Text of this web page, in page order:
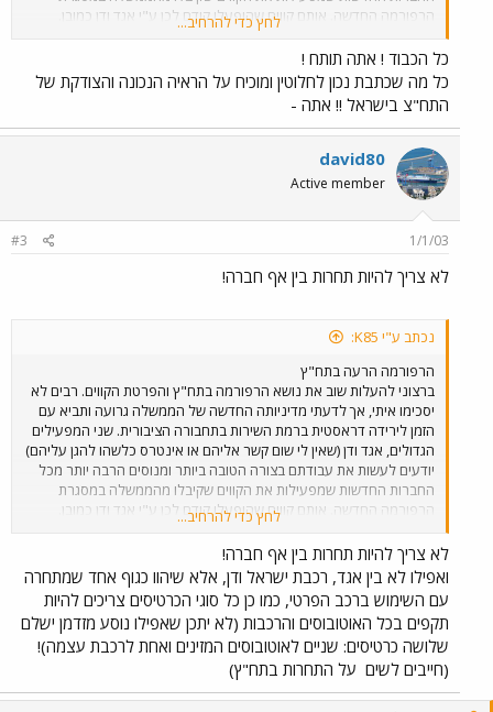
הרפורמה החדשה. אותם קווים שהופעלו קודם לכן ע"י אגד ודן כמובן.
באשר למחיר: כידוע מחירי הנסיעה שגובים אגד ודן, מוכתבים להם בעצם
ע"י הממשלה ועם הזמן יעלו המחירים גם בחברות החדשות. ההפרטה אינה
הפיתרון! רק שינוי בסדר העדיפויות של הממשלה והעלאת הסיבסוד לאחוז
שמצוי ברוב המדינות המתקדמות בעולם, יביא להודרת המחירים גם באגד
ובדן ולשיפור השירות בתחבורה הציבורית. לפי דעתי חייבים להפסיק ומיד
את הפרטת הקווים שרק הורסת את התחבורה הציבורית בארץ ולהשאיר
את הקווים בידיהם המנוסות של אגד ודן שנותנות שירות ברמה גבוהה משל
החברות החדשות. (ואגב, אגד באמת מפעילים קווים מסויימים שלא
משתלמים להם, בין היתר כדי להתחשב בתושבי מקום מסוים. בשבוע שעבר
נסעתי באוטובוס אגד מתל אביב לביתי שבצפון הארץ, באוטובוס, שהיה
אדיב.) התחרות בתח"ץ צריכה להיות לא בין חברות אוטובוסים שונות אלא
בין אגד ודן לרכבת ישראל, שגם בה השירות מצויין לדעתי, פשוט כיף לנסוע
ברכבת.
לחץ כדי להרחיב...
כל הכבוד ! אתה תותח !
כל מה שכתבת נכון לחלוטין ומוכיח על הראיה הנכונה והצודקת של
התח"צ בישראל !! אתה -
david80
Active member
1/1/03
#3
לא צריך להיות תחרות בין אף חברה!
נכתב ע"י K85:
הרפורמה הרעה בתח"ץ
ברצוני להעלות שוב את נושא הרפורמה בתח"ץ והפרטת הקווים. רבים לא
יסכימו איתי, אך לדעתי מדיניותה החדשה של הממשלה גרועה ותביא עם
הזמן לירידה דראסטית ברמת השירות בתחבורה הציבורית. שני המפעילים
הגדולים, אגד ודן (שאין לי שום קשר אליהם או אינטרס כלשהו להגן עליהם)
יודעים לעשות את עבודתם בצורה הטובה ביותר ומנוסים הרבה יותר מכל
החברות החדשות שמפעילות את הקווים שקיבלו מהממשלה במסגרת
הרפורמה החדשה. אותם קווים שהופעלו קודם לכן ע"י אגד ודן כמובן.
באשר למחיר: כידוע מחירי הנסיעה שגובים אגד ודן, מוכתבים להם בעצם
ע"י הממשלה ועם הזמן יעלו המחירים גם בחברות החדשות. ההפרטה אינה
הפיתרון! רק שינוי בסדר העדיפויות של הממשלה והעלאת הסיבסוד לאחוז
שמצוי ברוב המדינות המתקדמות בעולם, יביא להודרת המחירים גם באגד
ובדן ולשיפור השירות בתחבורה הציבורית. לפי דעתי חייבים להפסיק ומיד
את הפרטת הקווים שרק הורסת את התחבורה הציבורית בארץ ולהשאיר
את הקווים בידיהם המנוסות של אגד ודן שנותנות שירות ברמה גבוהה משל
החברות החדשות. (ואגב, אגד באמת מפעילים קווים מסויימים שלא
משתלמים להם, בין היתר כדי להתחשב בתושבי מקום מסוים. בשבוע שעבר
נסעתי באוטובוס אגד מתל אביב לביתי שבצפון הארץ, באוטובוס, שהיה
לחץ כדי להרחיב...
לא צריך להיות תחרות בין אף חברה!
ואפילו לא בין אגד, רכבת ישראל ודן, אלא שיהוו כגוף אחד שמתחרה
עם השימוש ברכב הפרטי, כמו כן כל סוגי הכרטיסים צריכים להיות
תקפים בכל האוטובוסים והרכבות (לא יתכן שאפילו נוסע מזדמן ישלם
שלושה כרטיסים: שניים לאוטובוסים המזינים ואחת לרכבת עצמה)!
(חייבים לשים על התחרות בתח"ץ)